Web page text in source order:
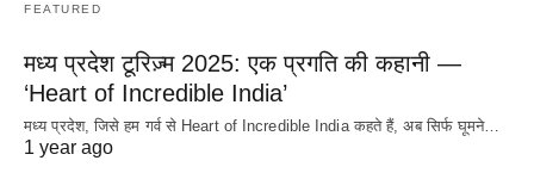
FEATURED
मध्य प्रदेश टूरिज़्म 2025: एक प्रगति की कहानी —
‘Heart of Incredible India’
मध्य प्रदेश, जिसे हम गर्व से Heart of Incredible India कहते हैं, अब सिर्फ घूमने…
1 year ago